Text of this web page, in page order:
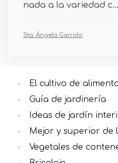
nada a la variedad c...
Sta. Ángela Garrido
El cultivo de
Guía de jardinería
Ideas de jardín
Mejor y superior de
Vegetales de